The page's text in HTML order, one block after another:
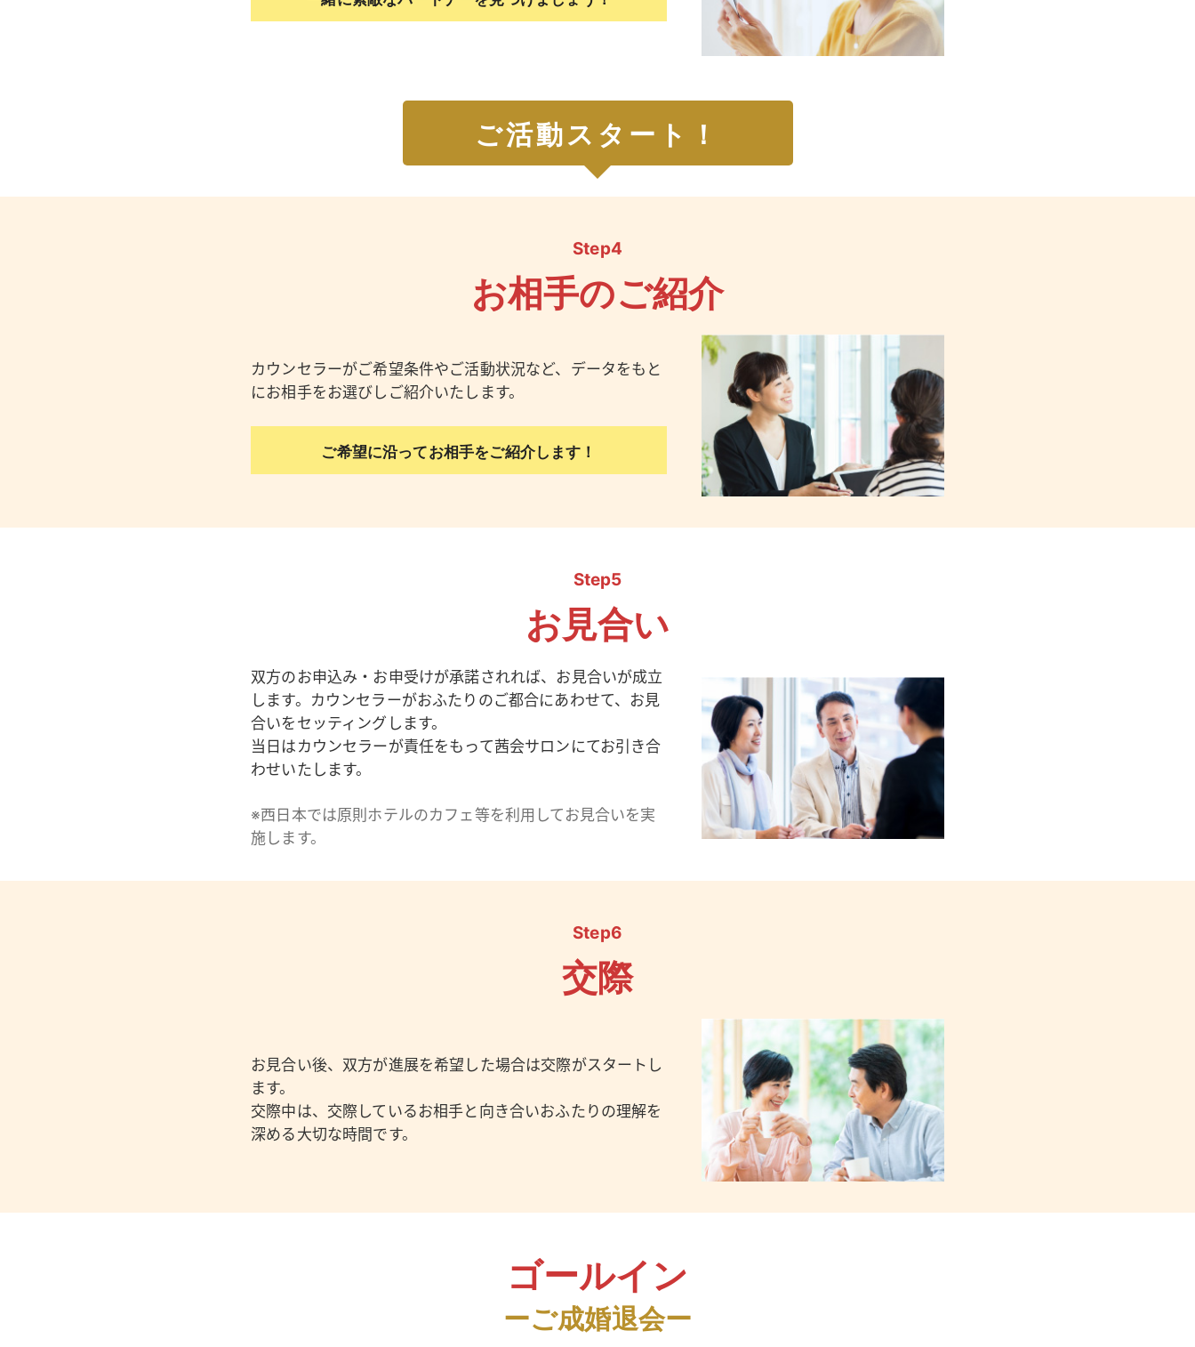
ご活動スタート！
Step4
お相手のご紹介
カウンセラーがご希望条件やご活動状況など、データをもと
にお相手をお選びしご紹介いたします。
ご希望に沿ってお相手をご紹介します！
Step5
お見合い
双方のお申込み・お申受けが承諾されれば、お見合いが成立
します。カウンセラーがおふたりのご都合にあわせて、お見
合いをセッティングします。
当日はカウンセラーが責任をもって茜会サロンにてお引き合
わせいたします。
※西日本では原則ホテルのカフェ等を利用してお見合いを実
施します。
Step6
交際
お見合い後、双方が進展を希望した場合は交際がスタートし
ます。
交際中は、交際しているお相手と向き合いおふたりの理解を
深める大切な時間です。
ゴールイン
ーご成婚退会ー